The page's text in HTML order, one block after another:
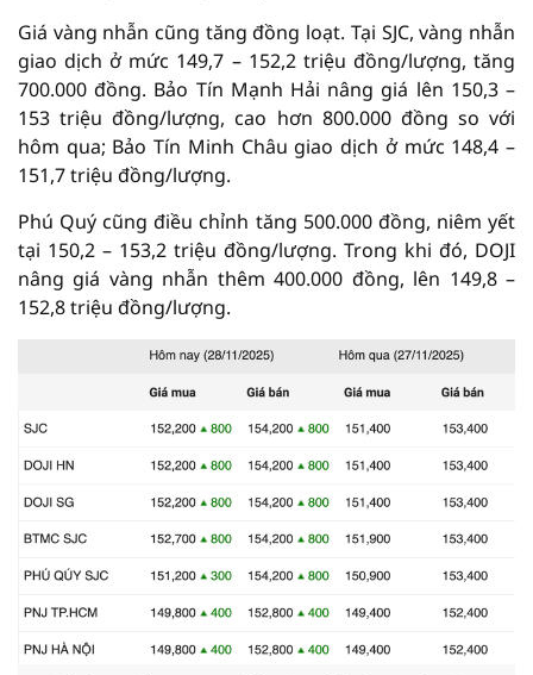
Giá vàng nhẫn cũng tăng đồng loạt. Tại SJC, vàng nhẫn
giao dịch ở mức 149,7 – 152,2 triệu đồng/lượng, tăng
700.000 đồng. Bảo Tín Mạnh Hải nâng giá lên 150,3 –
153 triệu đồng/lượng, cao hơn 800.000 đồng so với
hôm qua; Bảo Tín Minh Châu giao dịch ở mức 148,4 –
151,7 triệu đồng/lượng.
Phú Quý cũng điều chỉnh tăng 500.000 đồng, niêm yết
tại 150,2 – 153,2 triệu đồng/lượng. Trong khi đó, DOJI
nâng giá vàng nhẫn thêm 400.000 đồng, lên 149,8 –
152,8 triệu đồng/lượng.